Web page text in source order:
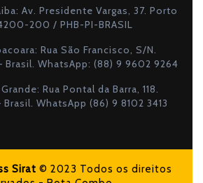
Av. Presidente Vargas, 37. Porto
200 / PHB-PI-BRASIL
Rua São Francisco, S/N.
Brasil. WhatsApp: (88) 9 9602 9264
Rua Pontal da Barra, 118.
Brasil. WhatsApp (86) 9 8102 3413
Sirat © 2023 Todos os direitos